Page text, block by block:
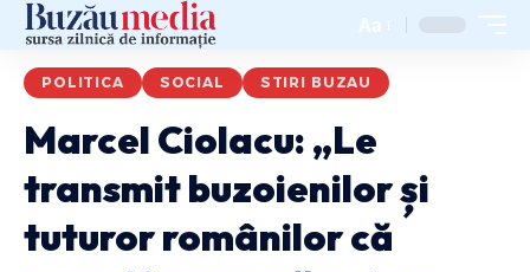
Aa
POLITICA SOCIAL STIRI BUZAU
Marcel Ciolacu: „Le
transmit buzoienilor și
tuturor românilor că